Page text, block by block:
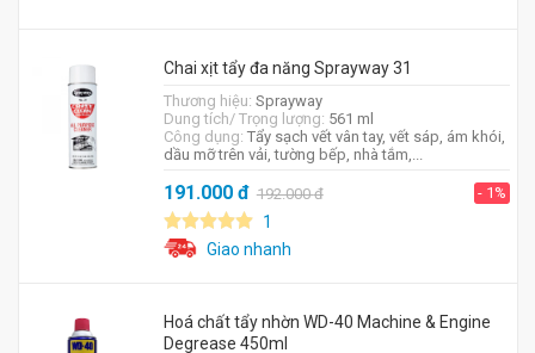
Chai xịt tẩy đa năng Sprayway 31
Thương hiệu: Sprayway
Dung tích/ Trọng lượng: 561 ml
Công dụng: Tẩy sạch vết vân tay, vết sáp, ám khói,
dầu mỡ trên vải, tường bếp, nhà tắm,...
191.000đ 192.000đ - 1%
1
Giao nhanh
Hoá chất tẩy nhờn WD-40 Machine & Engine
Degrease 450ml